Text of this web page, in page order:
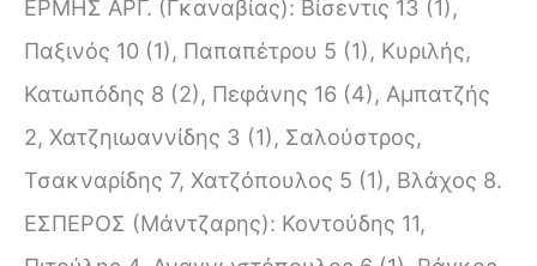
ΕΡΜΗΣ ΑΡΓ. (Γκαναβίας): Βίσεντις 13 (1),
Παξινός 10 (1), Παπαπέτρου 5 (1), Κυριλής,
Κατωπόδης 8 (2), Πεφάνης 16 (4), Αμπατζής
2, Χατζηιωαννίδης 3 (1), Σαλούστρος,
Τσακναρίδης 7, Χατζόπουλος 5 (1), Βλάχος 8.
ΕΣΠΕΡΟΣ (Μάντζαρης): Κοντούδης 11,